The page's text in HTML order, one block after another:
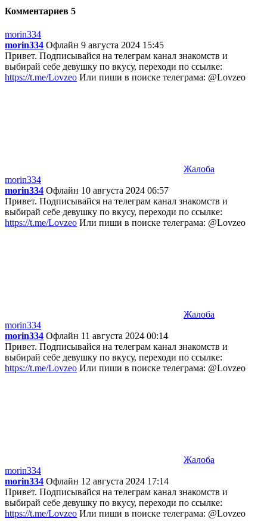
Комментариев 5
morin334
morin334 Офлайн 9 августа 2024 15:45
Привет. Подписывайся на телеграм канал знакомств и
выбирай себе девушку по вкусу, переходи по ссылке:
https://t.me/Lovzeo Или пиши в поиске телеграма: @Lovzeo
Жалоба
morin334
morin334 Офлайн 10 августа 2024 06:57
Привет. Подписывайся на телеграм канал знакомств и
выбирай себе девушку по вкусу, переходи по ссылке:
https://t.me/Lovzeo Или пиши в поиске телеграма: @Lovzeo
Жалоба
morin334
morin334 Офлайн 11 августа 2024 00:14
Привет. Подписывайся на телеграм канал знакомств и
выбирай себе девушку по вкусу, переходи по ссылке:
https://t.me/Lovzeo Или пиши в поиске телеграма: @Lovzeo
Жалоба
morin334
morin334 Офлайн 12 августа 2024 17:14
Привет. Подписывайся на телеграм канал знакомств и
выбирай себе девушку по вкусу, переходи по ссылке:
https://t.me/Lovzeo Или пиши в поиске телеграма: @Lovzeo